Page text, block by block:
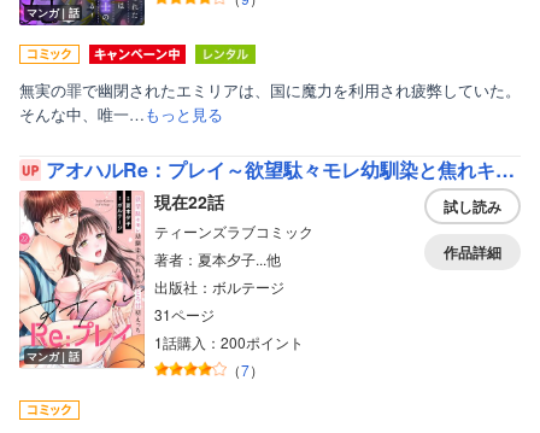
マンガ｜話
無実の罪で幽閉されたエミリアは、国に魔力を利用され疲弊していた。
そんな中、唯一…もっと見る
アオハルRe：プレイ～欲望駄々モレ幼馴染と焦れキュンとろ甘初えっち～［クイーンメロウcomics］
マンガ｜話
現在22話
ティーンズラブコミック
著者：夏本夕子...他
出版社：ボルテージ
31ページ
1話購入：200ポイント
（7）
試し読み
作品詳細